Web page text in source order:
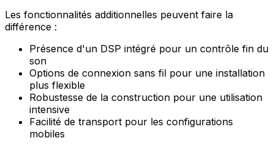
Les fonctionnalités additionnelles peuvent faire la
différence :
Présence d'un DSP intégré pour un contrôle fin du
son
Options de connexion sans fil pour une installation
plus flexible
Robustesse de la construction pour une utilisation
intensive
Facilité de transport pour les configurations
mobiles